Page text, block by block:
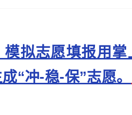
模拟志愿填报用
“冲-稳-保”志愿。